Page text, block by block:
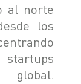
al norte
los
global.